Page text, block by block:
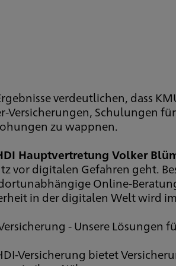
verdeutlichen, dass
Versicherungen, Schulungen
zu wappnen.
Hauptvertretung Volker
vor digitalen Gefahren geht.
Online-
in der digitalen Welt wird
- Unsere Lösungen
Versicherung bietet